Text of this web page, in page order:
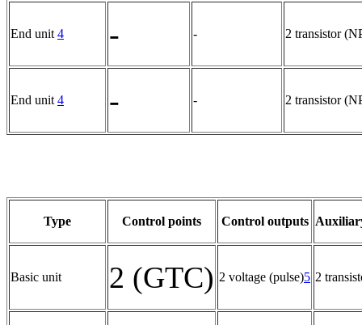
End unit 4 - - 2 transistor
End unit 4 - - 2 transistor
Type Control points Control outputs
Basic unit 2 (GTC) 2 voltage (pulse)5 2